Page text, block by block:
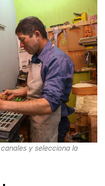
y selecciona la